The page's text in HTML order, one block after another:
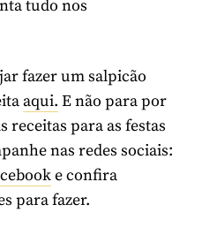
tudo nos
fazer um salpicão
aqui. E não para por
para as festas
nas redes sociais:
e confira
para fazer.